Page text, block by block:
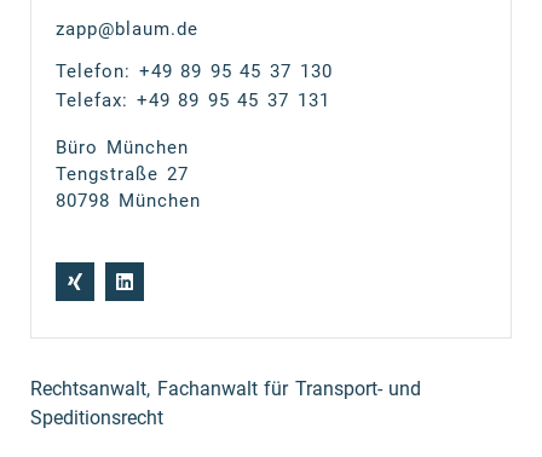
zapp@blaum.de
Telefon: +49 89 95 45 37 130
Telefax: +49 89 95 45 37 131
Büro München
Tengstraße 27
80798 München
Rechtsanwalt, Fachanwalt für Transport- und
Speditionsrecht